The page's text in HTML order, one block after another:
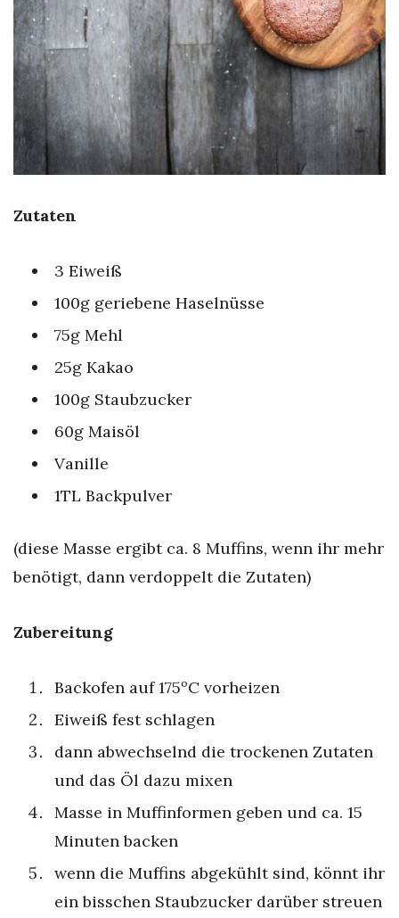
Zutaten
3 Eiweiß
100g geriebene Haselnüsse
75g Mehl
25g Kakao
100g Staubzucker
60g Maisöl
Vanille
1TL Backpulver
(diese Masse ergibt ca. 8 Muffins, wenn ihr mehr
benötigt, dann verdoppelt die Zutaten)
Zubereitung
Backofen auf 175ºC vorheizen
Eiweiß fest schlagen
dann abwechselnd die trockenen Zutaten
und das Öl dazu mixen
Masse in Muffinformen geben und ca. 15
Minuten backen
wenn die Muffins abgekühlt sind, könnt ihr
ein bisschen Staubzucker darüber streuen